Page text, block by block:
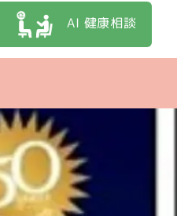
AI 健康相談